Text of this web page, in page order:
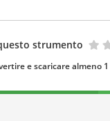
strumento
e scaricare almeno